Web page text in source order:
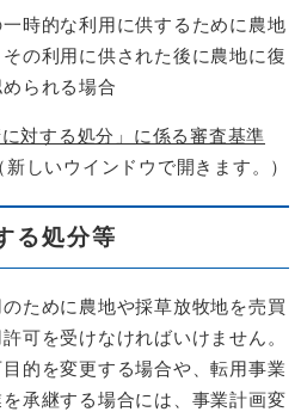
時的な利用に供するために農地
の利用に供された後に農地に復
られる場合
対する処分」に係る審査基準
新しいウインドウで開きます。）
る処分等
ために農地や採草放牧地を売買
可を受けなければいけません。
的を変更する場合や、転用事業
承継する場合には、事業計画変